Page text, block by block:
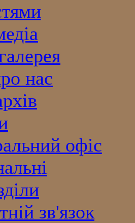
нас
офіс
зв'язок